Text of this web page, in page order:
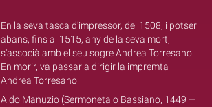
En la seva tasca d'impressor, del 1508, i potser
abans, fins al 1515, any de la seva mort,
s'associà amb el seu sogre Andrea Torresano.
En morir, va passar a dirigir la impremta
Andrea Torresano
Aldo Manuzio (Sermoneta o Bassiano, 1449 —